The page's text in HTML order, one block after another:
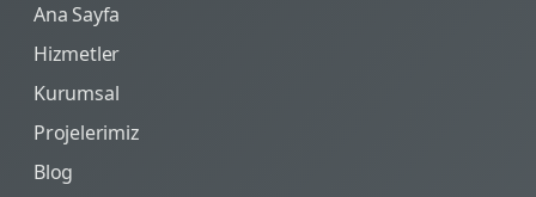
Ana Sayfa
Hizmetler
Kurumsal
Projelerimiz
Blog